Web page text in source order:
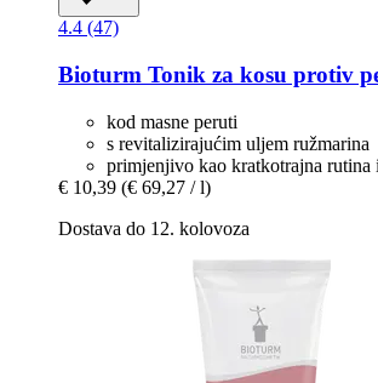
4.4 (47)
Bioturm Tonik za kosu protiv
kod masne peruti
s revitalizirajućim uljem ružmarina
primjenjivo kao kratkotrajna rutina
€ 10,39 (€ 69,27 / l)
Dostava do 12. kolovoza